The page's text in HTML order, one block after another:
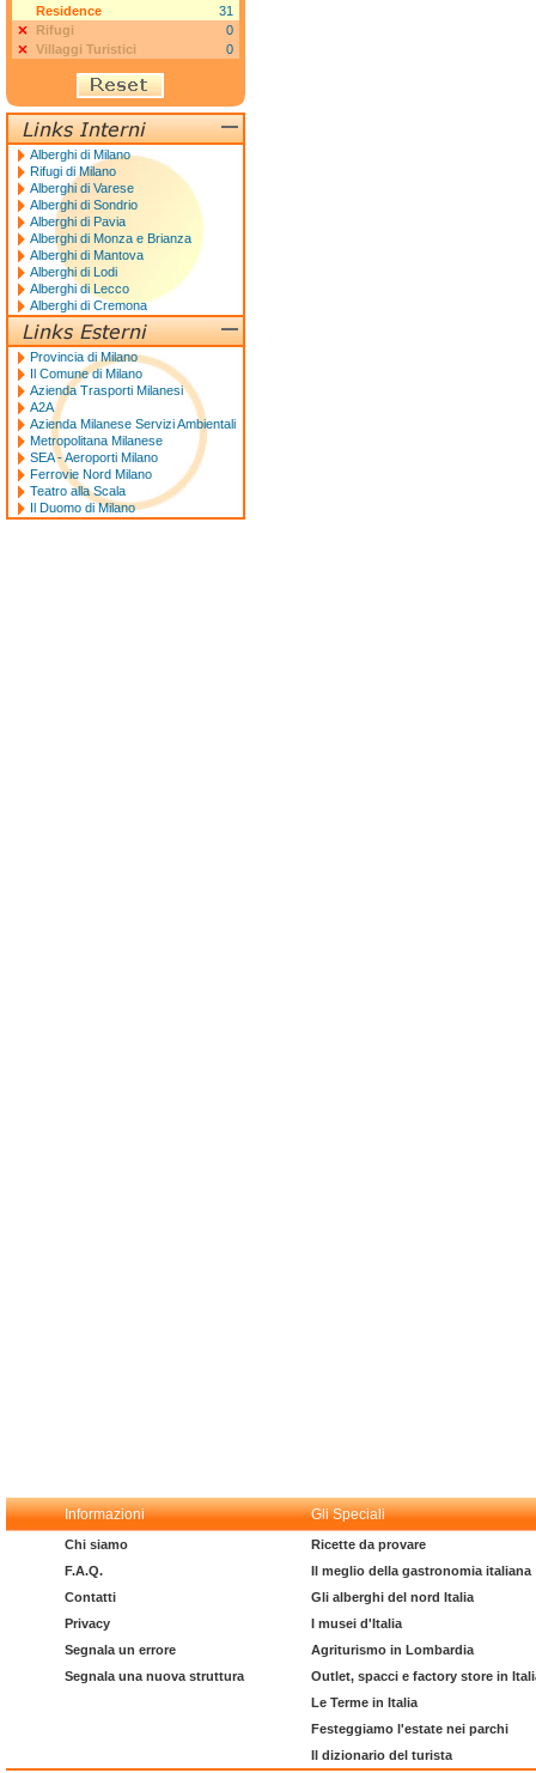
Residence
31
Rifugi
0
Villaggi Turistici
0
Alberghi di Milano
Rifugi di Milano
Alberghi di Varese
Alberghi di Sondrio
Alberghi di Pavia
Alberghi di Monza e Brianza
Alberghi di Mantova
Alberghi di Lodi
Alberghi di Lecco
Alberghi di Cremona
Provincia di Milano
Il Comune di Milano
Azienda Trasporti Milanesi
A2A
Azienda Milanese Servizi Ambientali
Metropolitana Milanese
SEA - Aeroporti Milano
Ferrovie Nord Milano
Teatro alla Scala
Il Duomo di Milano
Informazioni Gli Speciali
Chi siamo
F.A.Q.
Contatti
Privacy
Segnala un errore
Segnala una nuova struttura
Ricette da provare
Il meglio della gastronomia italiana
Gli alberghi del nord Italia
I musei d'Italia
Agriturismo in Lombardia
Outlet, spacci e factory store in
Le Terme in Italia
Festeggiamo l'estate nei parchi
Il dizionario del turista